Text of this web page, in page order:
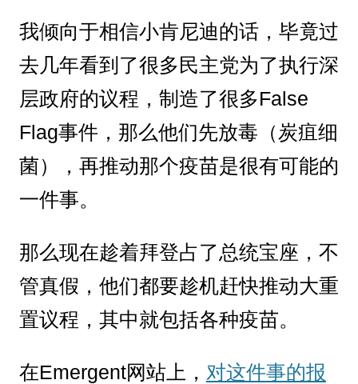
我倾向于相信小肯尼迪的话，毕竟过
去几年看到了很多民主党为了执行深
层政府的议程，制造了很多False
Flag事件，那么他们先放毒（炭疽细
菌），再推动那个疫苗是很有可能的
一件事。
那么现在趁着拜登占了总统宝座，不
管真假，他们都要趁机赶快推动大重
置议程，其中就包括各种疫苗。
在Emergent网站上， 对这件事的报